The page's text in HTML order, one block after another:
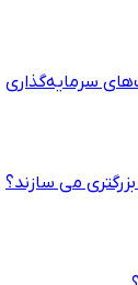
سرمایه‌گذاری
می ‌سازند؟